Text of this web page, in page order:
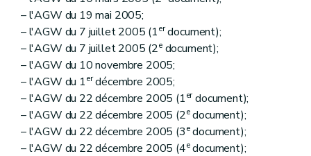
– l'AGW du 19 mai 2005;
– l'AGW du 7 juillet 2005 (1erdocument);
– l'AGW du 7 juillet 2005 (2edocument);
– l'AGW du 10 novembre 2005;
– l'AGW du 1erdécembre 2005;
– l'AGW du 22 décembre 2005 (1erdocument);
– l'AGW du 22 décembre 2005 (2edocument);
– l'AGW du 22 décembre 2005 (3edocument);
– l'AGW du 22 décembre 2005 (4edocument);